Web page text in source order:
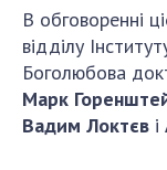
В обговоренні
відділу
Боголюбова
Марк
Вадим Локтєв і